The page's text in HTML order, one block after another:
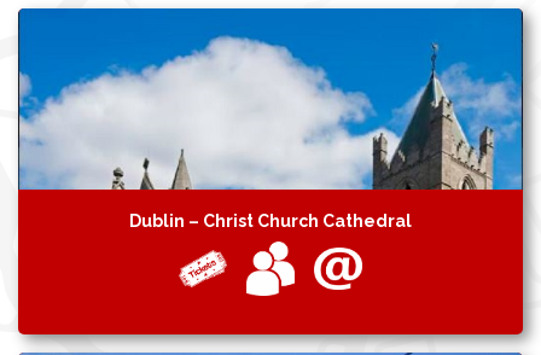
Dublin – Christ Church Cathedral